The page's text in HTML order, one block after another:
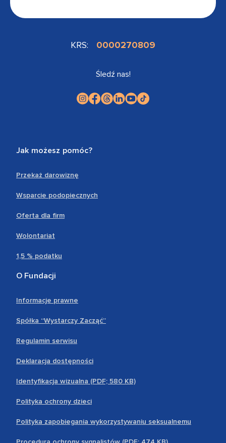
KRS: 0000270809
Śledź nas!
Jak możesz pomóc?
Przekaż darowiznę
Wsparcie podopiecznych
Oferta dla firm
Wolontariat
1,5 % podatku
O Fundacji
Informacje prawne
Spółka “Wystarczy Zacząć”
Regulamin serwisu
Deklaracja dostępności
Identyfikacja wizualna (PDF; 580 KB)
Polityka ochrony dzieci
Polityka zapobiegania wykorzystywaniu seksualnemu